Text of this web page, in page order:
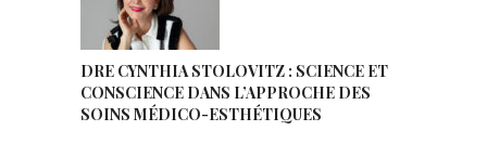
DRE CYNTHIA STOLOVITZ : SCIENCE ET
CONSCIENCE DANS L’APPROCHE DES
SOINS MÉDICO-ESTHÉTIQUES